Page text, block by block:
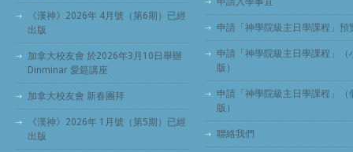
《漢神》2026年 4月號（第6期）已經
出版
加拿大校友會 於2026年3月10日舉辦
Dinminar 愛筵講座
加拿大校友會 新春團拜
《漢神》2026年 1月號（第5期）已經
出版
申請「神學院級主日學課程」預
申請「神學院級主日學課程」（
版）
申請「神學院級主日學課程」（
版）
聯絡我們